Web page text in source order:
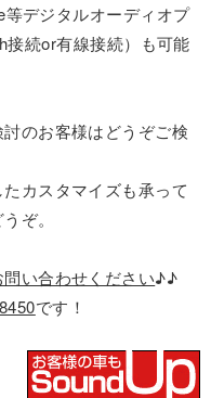
デジタルオーディオプ
接続or有線接続）も可能
のお客様はどうぞご検
カスタマイズも承って
ぞ。
問い合わせください♪♪
です！